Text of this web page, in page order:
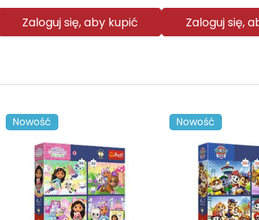
Zaloguj się, aby kupić Zaloguj się,
Nowość Nowość